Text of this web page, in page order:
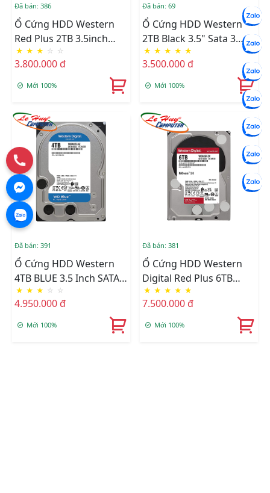
Đã bán: 386
Ổ Cứng HDD Western
Red Plus 2TB 3.5inch
SATA III 64MB Cache
5400RPM WD20EFPX
★ ★ ★ ☆ ☆
3.800.000 đ
Mới 100%
Đã bán: 69
Ổ Cứng HDD Western
2TB Black 3.5" Sata 3
(6Gb/s) - 7200 Rpm,64M
Dual Processor(2.0-TB
WD2003FZEX)
★ ★ ★ ★ ★
3.500.000 đ
Mới 100%
Đã bán: 391
Ổ Cứng HDD Western
4TB BLUE 3.5 Inch SATA
III 256MB Cache
5400RPM WD40EZZX
★ ★ ★ ☆ ☆
4.950.000 đ
Mới 100%
Đã bán: 381
Ổ Cứng HDD Western
Digital Red Plus 6TB
3.5inch 256MB Cache
5640RPM WD60EFPX
★ ★ ★ ★ ★
7.500.000 đ
Mới 100%